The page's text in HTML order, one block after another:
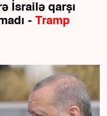
İsrailə qarşı
- Tramp